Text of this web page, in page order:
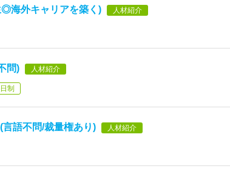
◎海外キャリアを築く) 人材紹介
問) 人材紹介
制
言語不問/裁量権あり) 人材紹介